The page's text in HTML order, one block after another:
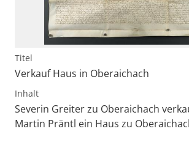
Titel
Verkauf Haus in Oberaichach
Inhalt
Severin Greiter zu Oberaichach
Martin Präntl ein Haus zu